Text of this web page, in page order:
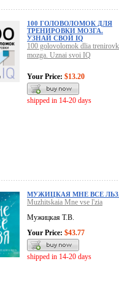
100 ГОЛОВОЛОМОК ДЛЯ
ТРЕНИРОВКИ МОЗГА.
УЗНАЙ СВОЙ IQ
100 golovolomok dlia
mozga. Uznai svoi IQ
Your Price: $13.20
shipped in 14-20 days
МУЖИЦКАЯ МНЕ ВСЕ
Muzhitskaia Mne vse l'zia
Мужицкая Т.В.
Your Price: $43.77
shipped in 14-20 days